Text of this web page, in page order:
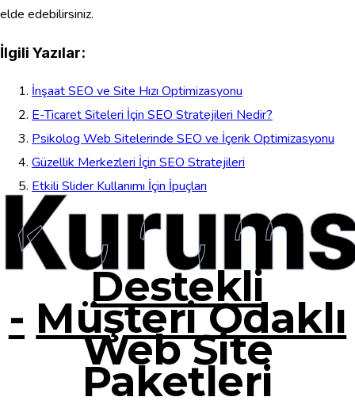
elde edebilirsiniz.
İlgili Yazılar:
İnşaat SEO ve Site Hızı Optimizasyonu
E-Ticaret Siteleri İçin SEO Stratejileri Nedir?
Psikolog Web Sitelerinde SEO ve İçerik Optimizasyonu
Güzellik Merkezleri İçin SEO Stratejileri
Etkili Slider Kullanımı İçin İpuçları
Destekli
- Müşteri Odaklı
Web Site
Paketleri